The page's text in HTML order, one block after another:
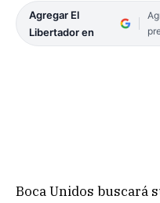
Agregar El
Libertador en
Boca Unidos buscará